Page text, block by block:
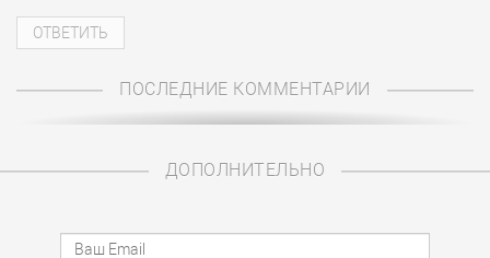
ПОСЛЕДНИЕ КОММЕНТАРИИ
ДОПОЛНИТЕЛЬНО